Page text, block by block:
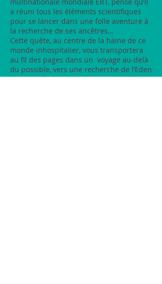
a réuni tous les éléments scientifiques
pour se lancer dans une folle aventure à
la recherche de ses ancêtres…
Cette quête, au centre de la haine de ce
monde inhospitalier, vous transportera
au fil des pages dans un voyage au-delà
du possible, vers une recherche de l’Eden
au coeur de la Terre.